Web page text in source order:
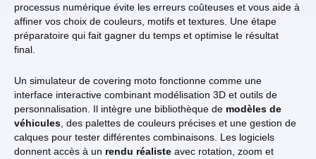
processus numérique évite les erreurs coûteuses et vous aide à
affiner vos choix de couleurs, motifs et textures. Une étape
préparatoire qui fait gagner du temps et optimise le résultat
final.
Un simulateur de covering moto fonctionne comme une
interface interactive combinant modélisation 3D et outils de
personnalisation. Il intègre une bibliothèque de modèles de
véhicules , des palettes de couleurs précises et une gestion de
calques pour tester différentes combinaisons. Les logiciels
donnent accès à un rendu réaliste avec rotation, zoom et